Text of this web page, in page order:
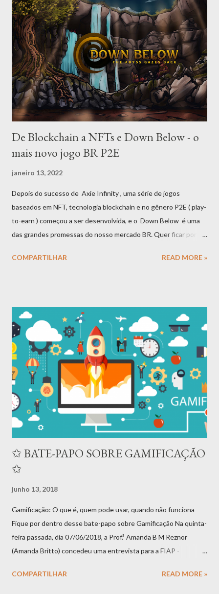
fundamentais. Primeiro, o baralho cigano, por ser reduzido, traz
uma resposta menos detalhada da situação, formando um
panorama mais generalizado; já o tarot tradicional, além de mais
complexo em número de informações, tem também as nuances
dos arcanos maiores, que combinam de forma variada com os
menores para criar diferentes aspectos, o que gera um número
de c...
De Blockchain a NFTs e Down Below - o
mais novo jogo BR P2E
janeiro 13, 2022
Depois do sucesso de Axie Infinity , uma série de jogos
baseados em NFT, tecnologia blockchain e no gênero P2E ( play-
to-earn ) começou a ser desenvolvida, e o Down Below é uma
das grandes promessas do nosso mercado BR. Quer ficar por
parágrafos a seguir! Com a explosão do Bitcoin em 2020,
tornará um metaverso é uma combinação explosiva diante da
possibilidade de uso das NFTs - e você talvez tenha ouvido falar
de algumas obras de arte em NFT sendo vendidas por muitos
dígitos. Mas como exatamente funcionam essas propriedades
digitais, o investimento nesses ativos e em jogos play-to-earn
(P2E), e como você pode fazer parte disso? Para melhor
compreender esse universo, vamos começar pela tecnologia
blockchain e os diferentes formatos de ativ...
COMPARTILHAR READ MORE »
✩ BATE-PAPO SOBRE GAMIFICAÇÃO
✩
junho 13, 2018
Gamificação: O que é, quem pode usar, quando não funciona
Fique por dentro desse bate-papo sobre Gamificação Na quinta-
feira passada, dia 07/06/2018, a Prof.ª Amanda B M Reznor
(Amanda Britto) concedeu uma entrevista para a FIAP -
sobre Gamificação para os estudantes da instituição. Usando o
COMPARTILHAR READ MORE »